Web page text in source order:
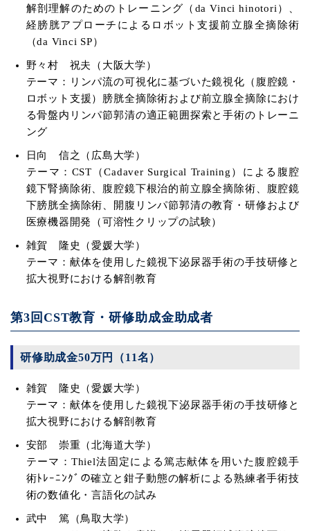
解剖理解のためのトレーニング（da Vinci hinotori）、
経膀胱アプローチによるロボット支援前立腺全摘除術
（da Vinci SP）
野々村 祝夫（大阪大学）
テーマ：リンパ流の可視化に基づいた鏡視化（腹腔鏡・
ロボット支援）膀胱全摘除術および前立腺全摘除におけ
る骨盤内リンパ節郭清の適正範囲探索と手術のトレーニ
ング
日向 信之（広島大学）
テーマ：CST（Cadaver Surgical Training）による腹腔
鏡下腎摘除術、腹腔鏡下根治的前立腺全摘除術、腹腔鏡
下膀胱全摘除術、開腹リンパ節郭清の教育・研修および
医療機器開発（可溶性クリップの試験）
雑賀 隆史（愛媛大学）
テーマ：献体を使用した鏡視下泌尿器手術の手技研修と
拡大視野における解剖教育
第3回CST教育・研修助成金助成者
研修助成金50万円（11名）
雑賀 隆史（愛媛大学）
テーマ：献体を使用した鏡視下泌尿器手術の手技研修と
拡大視野における解剖教育
安部 崇重（北海道大学）
テーマ：Thiel法固定による篤志献体を用いた腹腔鏡手
術ﾄﾚｰﾆﾝｸﾞの確立と鉗子動態の解析による熟練者手術技
術の数値化・言語化の試み
武中 篤（鳥取大学）